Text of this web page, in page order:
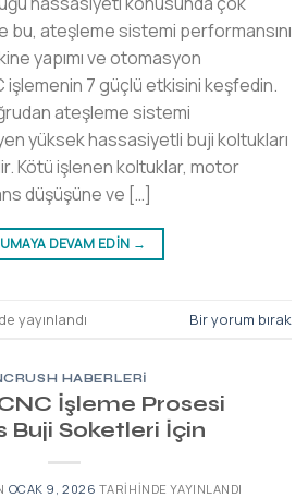
bu, ateşleme sistemi performansını
yapımı ve otomasyon
işlemenin 7 güçlü etkisini keşfedin.
ateşleme sistemi
yüksek hassasiyetli buji koltukları
Kötü işlenen koltuklar, motor
düşüşüne ve […]
DEVAM EDIN →
yayınlandı Bir yorum bırak
HABERLERI
İşleme Prosesi
Buji Soketleri İçin
OCAK 9, 2026 TARIHINDE YAYINLANDI